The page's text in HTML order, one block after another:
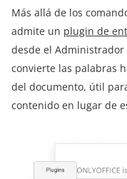
Más allá de los
admite un plugin de
desde el
convierte las palabras
del documento, útil
contenido en lugar de